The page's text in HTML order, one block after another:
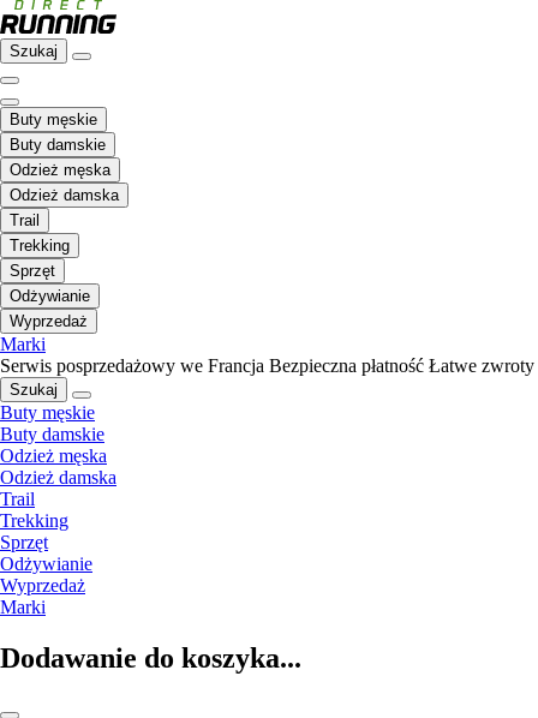
Szukaj
Buty męskie
Buty damskie
Odzież męska
Odzież damska
Trail
Trekking
Sprzęt
Odżywianie
Wyprzedaż
Marki
Serwis posprzedażowy we Francja Bezpieczna płatność Łatwe zwroty
Szukaj
Buty męskie
Buty damskie
Odzież męska
Odzież damska
Trail
Trekking
Sprzęt
Odżywianie
Wyprzedaż
Marki
Dodawanie do koszyka...